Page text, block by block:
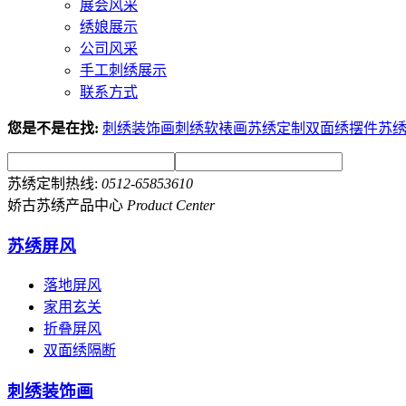
展会风采
绣娘展示
公司风采
手工刺绣展示
联系方式
您是不是在找: 刺绣装饰画刺绣软裱画苏绣定制 双面绣摆件苏
苏绣定制热线: 0512-65853610
娇古苏绣产品中心 Product Center
苏绣屏风
落地屏风
家用玄关
折叠屏风
双面绣隔断
刺绣装饰画